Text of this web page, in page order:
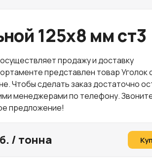
125х8 мм ст3
продажу и доставку
представлен товар Уголок
Чтобы сделать заказ достаточно
менеджерами по телефону.
предложение!
/ тонна